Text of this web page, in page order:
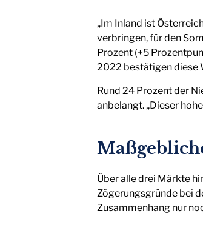
„Im Inland ist
verbringen, für den
Prozent (+5
2022 bestätigen diese
Rund 24 Prozent der
anbelangt. „Dieser
Über alle drei Märkte
Zögerungsgründe bei
Zusammenhang nur